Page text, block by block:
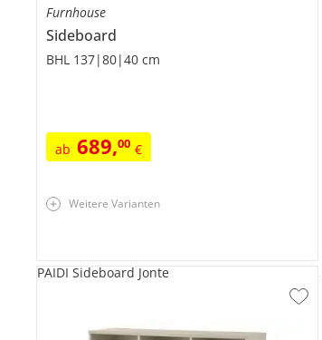
Furnhouse
Sideboard
BHL 137|80|40 cm
ab 689,00 €
Weitere Varianten
PAIDI Sideboard Jonte